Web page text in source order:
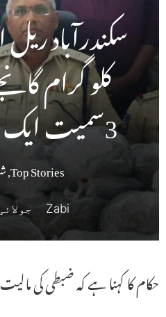
کلو گرام
3سمیت ایک نابالغ گرفتار
Top Stories
,
Zabi جولائی 6,
حکام کا کہنا ہے کہ ضبطی کی مالیت تقریباً 10